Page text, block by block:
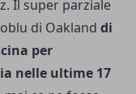
Il super parziale
di Oakland di
per
nelle ultime 17